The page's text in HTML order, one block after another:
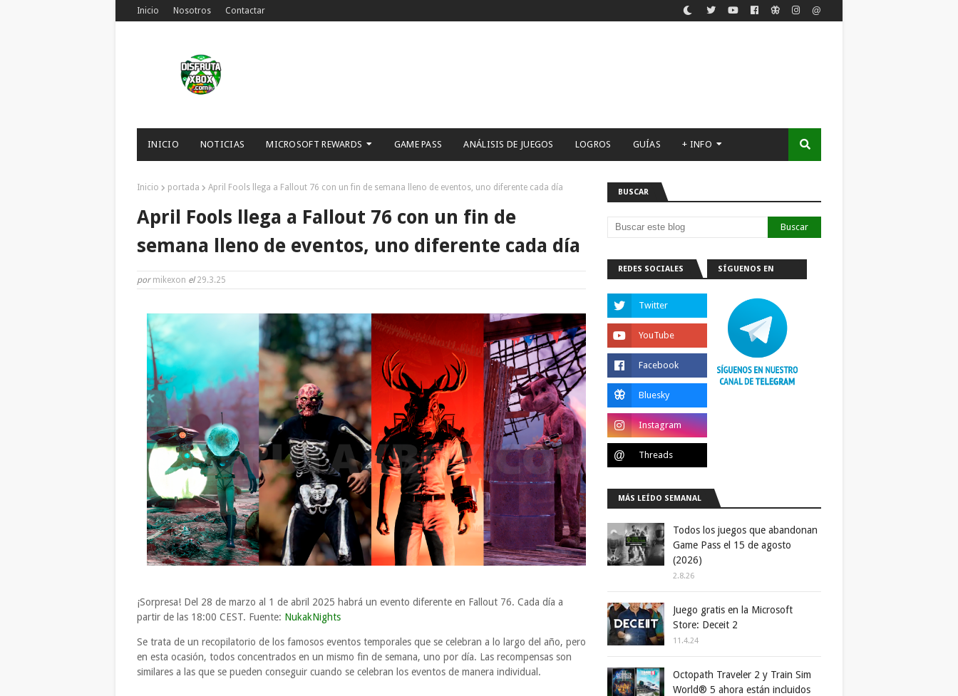
Inicio Nosotros Contactar
INICIO NOTICIAS MICROSOFT REWARDS GAME PASS ANÁLISIS DE JUEGOS LOGROS GUÍAS + INFO
Inicio portada April Fools llega a Fallout 76 con un fin de semana lleno de eventos, uno diferente cada día
April Fools llega a Fallout 76 con un fin de
semana lleno de eventos, uno diferente cada día
por mikexon el29.3.25
¡Sorpresa! Del 28 de marzo al 1 de abril 2025 habrá un evento diferente en Fallout 76. Cada día a
partir de las 18:00 CEST. Fuente: NukakNights
Se trata de un recopilatorio de los famosos eventos temporales que se celebran a lo largo del año, pero
en esta ocasión, todos concentrados en un mismo fin de semana, uno por día. Las recompensas son
similares a las que se pueden conseguir cuando se celebran los eventos de manera individual.
BUSCAR
REDES SOCIALES SÍGUENOS EN
MÁS LEÍDO SEMANAL
Todos los juegos que abandonan
Game Pass el 15 de agosto
(2026)
2.8.26
Juego gratis en la Microsoft
Store: Deceit 2
11.4.24
Octopath Traveler 2 y Train Sim
World® 5 ahora están incluidos